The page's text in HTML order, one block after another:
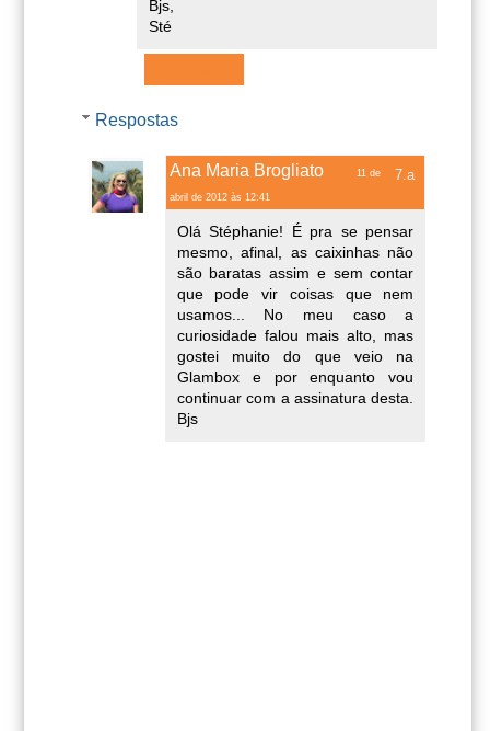
Bjs,
Sté
Respostas
Ana Maria Brogliato 11 de
abril de 2012 às 12:41
Olá Stéphanie! É pra se pensar
mesmo, afinal, as caixinhas não
são baratas assim e sem contar
que pode vir coisas que nem
usamos... No meu caso a
curiosidade falou mais alto, mas
gostei muito do que veio na
Glambox e por enquanto vou
continuar com a assinatura desta.
Bjs